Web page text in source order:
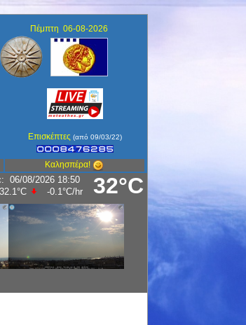
Πέμπτη 06-08-2026
Επισκέπτες (από 09/03/22)
Καλησπέρα!
32°C
: 06/08/2026 18:50
32.1°C -0.1°C/hr